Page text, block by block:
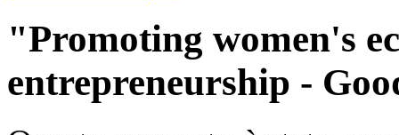
"Promoting women's
entrepreneurship -